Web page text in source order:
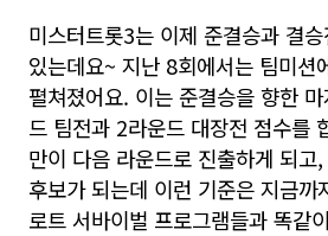
미스터트롯3는 이제 준결승과 결
있는데요~ 지난 8회에서는 팀미션
펼쳐졌어요. 이는 준결승을 향한
드 팀전과 2라운드 대장전 점수를
만이 다음 라운드로 진출하게 되고
후보가 되는데 이런 기준은 지금까
로트 서바이벌 프로그램들과 똑같